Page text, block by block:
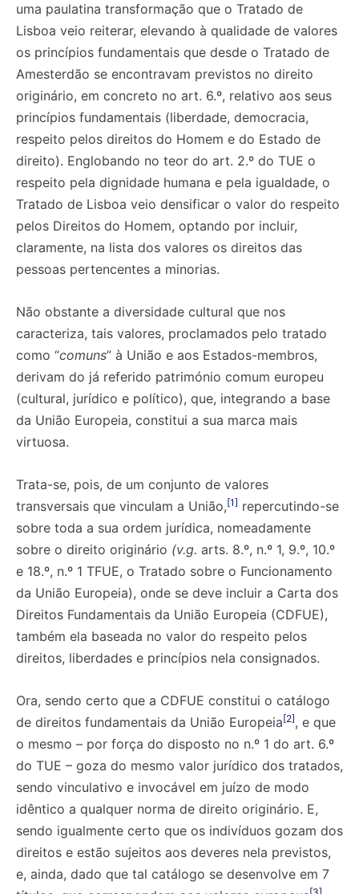
uma paulatina transformação que o Tratado de
Lisboa veio reiterar, elevando à qualidade de valores
os princípios fundamentais que desde o Tratado de
Amesterdão se encontravam previstos no direito
originário, em concreto no art. 6.º, relativo aos seus
princípios fundamentais (liberdade, democracia,
respeito pelos direitos do Homem e do Estado de
direito). Englobando no teor do art. 2.º do TUE o
respeito pela dignidade humana e pela igualdade, o
Tratado de Lisboa veio densificar o valor do respeito
pelos Direitos do Homem, optando por incluir,
claramente, na lista dos valores os direitos das
pessoas pertencentes a minorias.
Não obstante a diversidade cultural que nos
caracteriza, tais valores, proclamados pelo tratado
como “comuns” à União e aos Estados-membros,
derivam do já referido património comum europeu
(cultural, jurídico e político), que, integrando a base
da União Europeia, constitui a sua marca mais
virtuosa.
Trata-se, pois, de um conjunto de valores
transversais que vinculam a União,[1] repercutindo-se
sobre toda a sua ordem jurídica, nomeadamente
sobre o direito originário (v.g. arts. 8.º, n.º 1, 9.º, 10.º
e 18.º, n.º 1 TFUE, o Tratado sobre o Funcionamento
da União Europeia), onde se deve incluir a Carta dos
Direitos Fundamentais da União Europeia (CDFUE),
também ela baseada no valor do respeito pelos
direitos, liberdades e princípios nela consignados.
Ora, sendo certo que a CDFUE constitui o catálogo
de direitos fundamentais da União Europeia[2], e que
o mesmo – por força do disposto no n.º 1 do art. 6.º
do TUE – goza do mesmo valor jurídico dos tratados,
sendo vinculativo e invocável em juízo de modo
idêntico a qualquer norma de direito originário. E,
sendo igualmente certo que os indivíduos gozam dos
direitos e estão sujeitos aos deveres nela previstos,
e, ainda, dado que tal catálogo se desenvolve em 7